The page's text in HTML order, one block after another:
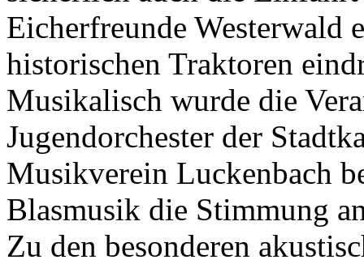
Eicherfreunde Westerwald
historischen Traktoren
Musikalisch wurde die
Jugendorchester der
Musikverein Luckenbach
Blasmusik die Stimmung
Zu den besonderen